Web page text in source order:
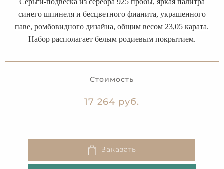
синего шпинеля и бесцветного фианита, украшенного
паве, ромбовидного дизайна, общим весом 23,05 карата.
Набор располагает белым родиевым покрытием.
Стоимость
17 264 руб.
Заказать